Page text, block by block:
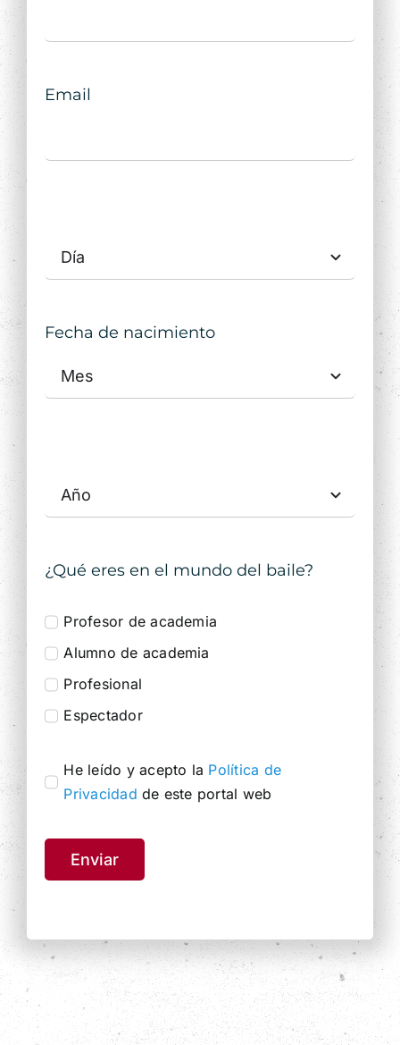
Email
Fecha de nacimiento
¿Qué eres en el mundo del baile?
Profesor de academia
Alumno de academia
Profesional
Espectador
He leído y acepto la Política de
Privacidad de este portal web
Enviar